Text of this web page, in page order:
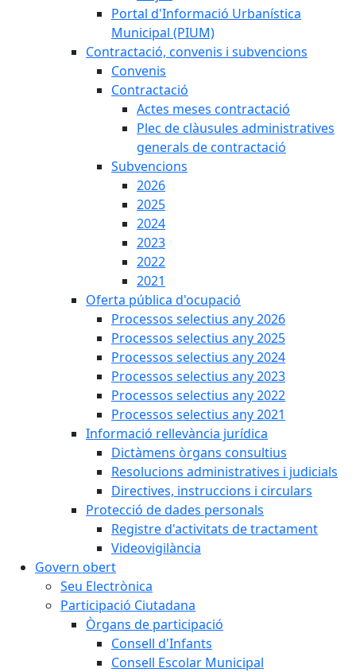
Portal d'Informació Urbanística
Municipal (PIUM)
Contractació, convenis i subvencions
Convenis
Contractació
Actes meses contractació
Plec de clàusules administratives
generals de contractació
Subvencions
2026
2025
2024
2023
2022
2021
Oferta pública d'ocupació
Processos selectius any 2026
Processos selectius any 2025
Processos selectius any 2024
Processos selectius any 2023
Processos selectius any 2022
Processos selectius any 2021
Informació rellevància jurídica
Dictàmens òrgans consultius
Resolucions administratives i judicials
Directives, instruccions i circulars
Protecció de dades personals
Registre d'activitats de tractament
Videovigilància
Govern obert
Seu Electrònica
Participació Ciutadana
Òrgans de participació
Consell d'Infants
Consell Escolar Municipal